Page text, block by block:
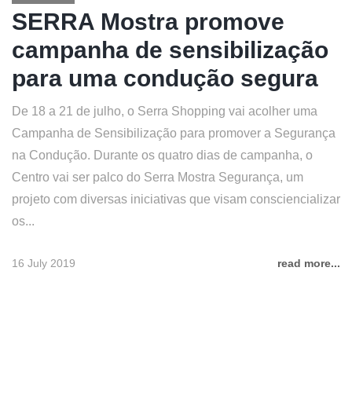
SERRA Mostra promove
campanha de sensibilização
para uma condução segura
De 18 a 21 de julho, o Serra Shopping vai acolher uma
Campanha de Sensibilização para promover a Segurança
na Condução. Durante os quatro dias de campanha, o
Centro vai ser palco do Serra Mostra Segurança, um
projeto com diversas iniciativas que visam consciencializar
os...
16 July 2019 read more...